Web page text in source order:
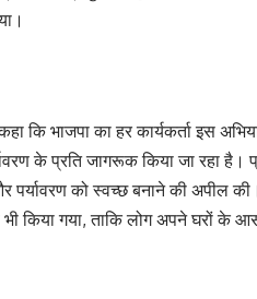
कि भाजपा का हर कार्यकर्ता इस
के प्रति जागरूक किया जा रहा है।
पर्यावरण को स्वच्छ बनाने की अपील
किया गया, ताकि लोग अपने घरों के